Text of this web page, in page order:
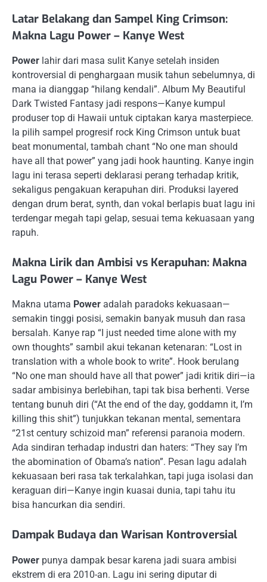
Latar Belakang dan Sampel King Crimson:
Makna Lagu Power – Kanye West
Power lahir dari masa sulit Kanye setelah insiden
kontroversial di penghargaan musik tahun sebelumnya, di
mana ia dianggap “hilang kendali”. Album My Beautiful
Dark Twisted Fantasy jadi respons—Kanye kumpul
produser top di Hawaii untuk ciptakan karya masterpiece.
Ia pilih sampel progresif rock King Crimson untuk buat
beat monumental, tambah chant “No one man should
have all that power” yang jadi hook haunting. Kanye ingin
lagu ini terasa seperti deklarasi perang terhadap kritik,
sekaligus pengakuan kerapuhan diri. Produksi layered
dengan drum berat, synth, dan vokal berlapis buat lagu ini
terdengar megah tapi gelap, sesuai tema kekuasaan yang
rapuh.
Makna Lirik dan Ambisi vs Kerapuhan: Makna
Lagu Power – Kanye West
Makna utama Power adalah paradoks kekuasaan—
semakin tinggi posisi, semakin banyak musuh dan rasa
bersalah. Kanye rap “I just needed time alone with my
own thoughts” sambil akui tekanan ketenaran: “Lost in
translation with a whole book to write”. Hook berulang
“No one man should have all that power” jadi kritik diri—ia
sadar ambisinya berlebihan, tapi tak bisa berhenti. Verse
tentang bunuh diri (“At the end of the day, goddamn it, I’m
killing this shit”) tunjukkan tekanan mental, sementara
“21st century schizoid man” referensi paranoia modern.
Ada sindiran terhadap industri dan haters: “They say I’m
the abomination of Obama’s nation”. Pesan lagu adalah
kekuasaan beri rasa tak terkalahkan, tapi juga isolasi dan
keraguan diri—Kanye ingin kuasai dunia, tapi tahu itu
bisa hancurkan dia sendiri.
Dampak Budaya dan Warisan Kontroversial
Power punya dampak besar karena jadi suara ambisi
ekstrem di era 2010-an. Lagu ini sering diputar di